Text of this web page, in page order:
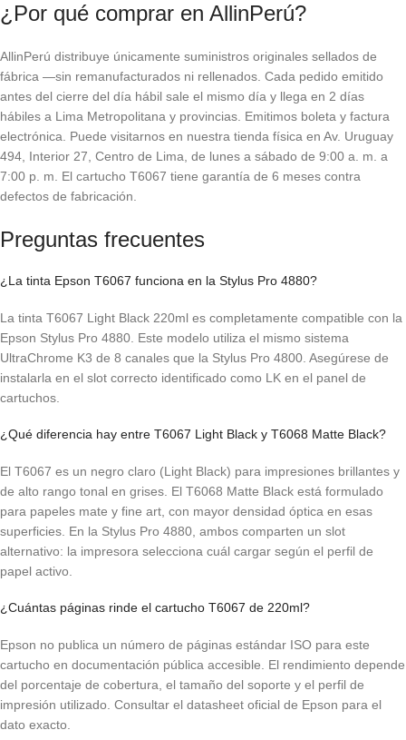
¿Por qué comprar en AllinPerú?
AllinPerú distribuye únicamente suministros originales sellados de
fábrica —sin remanufacturados ni rellenados. Cada pedido emitido
antes del cierre del día hábil sale el mismo día y llega en 2 días
hábiles a Lima Metropolitana y provincias. Emitimos boleta y factura
electrónica. Puede visitarnos en nuestra tienda física en Av. Uruguay
494, Interior 27, Centro de Lima, de lunes a sábado de 9:00 a. m. a
7:00 p. m. El cartucho T6067 tiene garantía de 6 meses contra
defectos de fabricación.
Preguntas frecuentes
¿La tinta Epson T6067 funciona en la Stylus Pro 4880?
La tinta T6067 Light Black 220ml es completamente compatible con la
Epson Stylus Pro 4880. Este modelo utiliza el mismo sistema
UltraChrome K3 de 8 canales que la Stylus Pro 4800. Asegúrese de
instalarla en el slot correcto identificado como LK en el panel de
cartuchos.
¿Qué diferencia hay entre T6067 Light Black y T6068 Matte Black?
El T6067 es un negro claro (Light Black) para impresiones brillantes y
de alto rango tonal en grises. El T6068 Matte Black está formulado
para papeles mate y fine art, con mayor densidad óptica en esas
superficies. En la Stylus Pro 4880, ambos comparten un slot
alternativo: la impresora selecciona cuál cargar según el perfil de
papel activo.
¿Cuántas páginas rinde el cartucho T6067 de 220ml?
Epson no publica un número de páginas estándar ISO para este
cartucho en documentación pública accesible. El rendimiento depende
del porcentaje de cobertura, el tamaño del soporte y el perfil de
impresión utilizado. Consultar el datasheet oficial de Epson para el
dato exacto.